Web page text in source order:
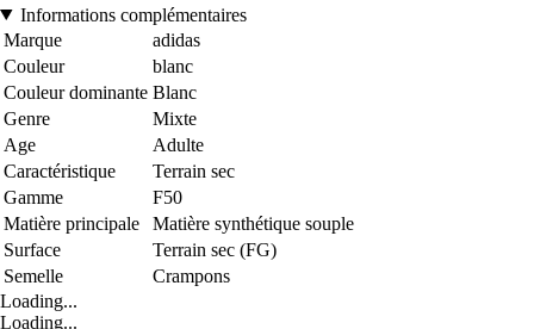
Informations complémentaires
Marque
adidas
Couleur
blanc
Couleur dominante Blanc
Genre
Mixte
Age
Adulte
Caractéristique
Terrain sec
Gamme
F50
Matière principale
Matière synthétique souple
Surface
Terrain sec (FG)
Semelle
Crampons
Loading...
Loading...